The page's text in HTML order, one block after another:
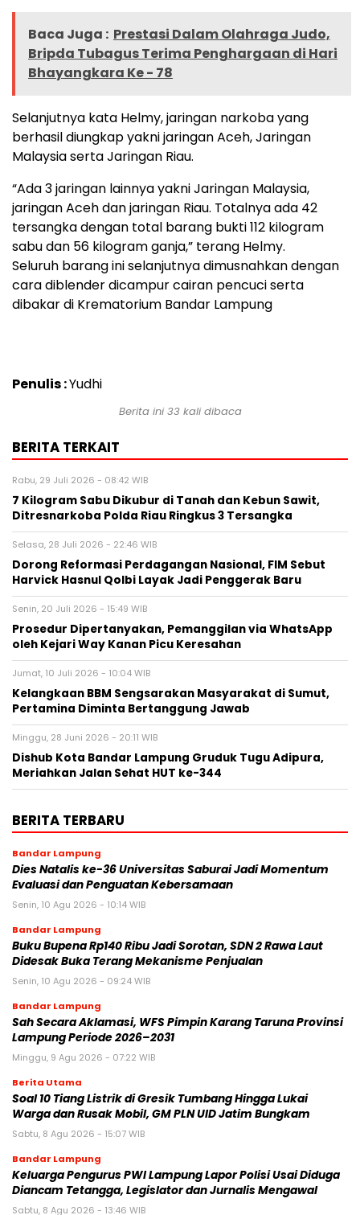
Baca Juga : Prestasi Dalam Olahraga Judo,
Bripda Tubagus Terima Penghargaan di Hari
Bhayangkara Ke - 78
Selanjutnya kata Helmy, jaringan narkoba yang
berhasil diungkap yakni jaringan Aceh, Jaringan
Malaysia serta Jaringan Riau.
“Ada 3 jaringan lainnya yakni Jaringan Malaysia,
jaringan Aceh dan jaringan Riau. Totalnya ada 42
tersangka dengan total barang bukti 112 kilogram
sabu dan 56 kilogram ganja,” terang Helmy.
Seluruh barang ini selanjutnya dimusnahkan dengan
cara diblender dicampur cairan pencuci serta
dibakar di Krematorium Bandar Lampung
Penulis :Yudhi
Berita ini 33 kali dibaca
BERITA TERKAIT
Rabu, 29 Juli 2026 - 08:42 WIB
7 Kilogram Sabu Dikubur di Tanah dan Kebun Sawit,
Ditresnarkoba Polda Riau Ringkus 3 Tersangka
Selasa, 28 Juli 2026 - 22:46 WIB
Dorong Reformasi Perdagangan Nasional, FIM Sebut
Harvick Hasnul Qolbi Layak Jadi Penggerak Baru
Senin, 20 Juli 2026 - 15:49 WIB
Prosedur Dipertanyakan, Pemanggilan via WhatsApp
oleh Kejari Way Kanan Picu Keresahan
Jumat, 10 Juli 2026 - 10:04 WIB
Kelangkaan BBM Sengsarakan Masyarakat di Sumut,
Pertamina Diminta Bertanggung Jawab
Minggu, 28 Juni 2026 - 20:11 WIB
Dishub Kota Bandar Lampung Gruduk Tugu Adipura,
Meriahkan Jalan Sehat HUT ke-344
BERITA TERBARU
Bandar Lampung
Dies Natalis ke-36 Universitas Saburai Jadi Momentum
Evaluasi dan Penguatan Kebersamaan
Senin, 10 Agu 2026 - 10:14 WIB
Bandar Lampung
Buku Bupena Rp140 Ribu Jadi Sorotan, SDN 2 Rawa Laut
Didesak Buka Terang Mekanisme Penjualan
Senin, 10 Agu 2026 - 09:24 WIB
Bandar Lampung
Sah Secara Aklamasi, WFS Pimpin Karang Taruna Provinsi
Lampung Periode 2026–2031
Minggu, 9 Agu 2026 - 07:22 WIB
Berita Utama
Soal 10 Tiang Listrik di Gresik Tumbang Hingga Lukai
Warga dan Rusak Mobil, GM PLN UID Jatim Bungkam
Sabtu, 8 Agu 2026 - 15:07 WIB
Bandar Lampung
Keluarga Pengurus PWI Lampung Lapor Polisi Usai Diduga
Diancam Tetangga, Legislator dan Jurnalis Mengawal
Sabtu, 8 Agu 2026 - 13:46 WIB